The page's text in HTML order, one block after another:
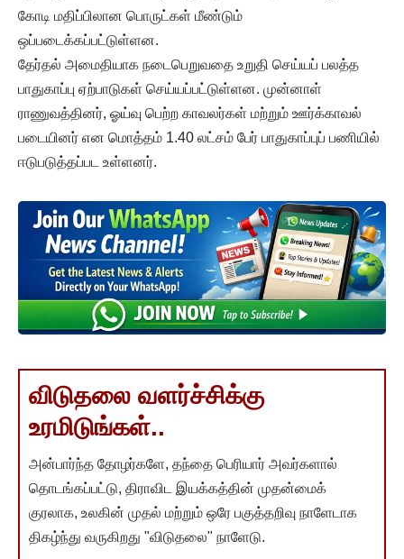
கோடி மதிப்பிலான பொருட்கள் மீண்டும்
ஒப்படைக்கப்பட்டுள்ளன.
தேர்தல் அமைதியாக நடைபெறுவதை உறுதி செய்யப் பலத்த
பாதுகாப்பு ஏற்பாடுகள் செய்யப்பட்டுள்ளன. முன்னாள்
ராணுவத்தினர், ஓய்வு பெற்ற காவலர்கள் மற்றும் ஊர்க்காவல்
படையினர் என மொத்தம் 1.40 லட்சம் பேர் பாதுகாப்புப் பணியில்
ஈடுபடுத்தப்பட உள்ளனர்.
விடுதலை வளர்ச்சிக்கு
உரமிடுங்கள்..
அன்பார்ந்த தோழர்களே, தந்தை பெரியார் அவர்களால்
தொடங்கப்பட்டு, திராவிட இயக்கத்தின் முதன்மைக்
குரலாக, உலகின் முதல் மற்றும் ஒரே பகுத்தறிவு நாளேடாக
திகழ்ந்து வருகிறது "விடுதலை" நாளேடு.